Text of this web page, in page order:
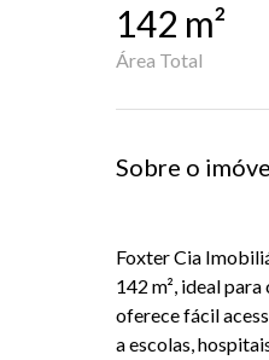
142 m²
Área Total
Sobre o
Foxter Cia
142 m², ideal
oferece fácil
a escolas,